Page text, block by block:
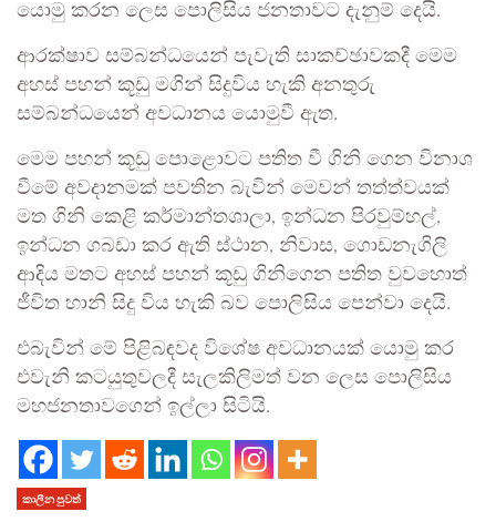
යොමු කරන ලෙස පොලිසිය ජනතාවට දැනුම් දෙයි.
ආරක්ෂාව සම්බන්ධයෙන් පැවැති සාකච්ඡාවකදී මෙම
අහස් පහන් කූඩු මගින් සිදුවිය හැකි අනතුරු
සම්බන්ධයෙන් අවධානය යොමුවී ඇත.
මෙම පහන් කූඩු පොළොවට පතිත වී ගිනි ගෙන විනාශ
වීමේ අවදානමක් පවතින බැවින් මෙවන් තත්ත්වයක්
මත ගිනි කෙළි කර්මාන්තශාලා, ඉන්ධන පිරවුම්හල්,
ඉන්ධන ගබඩා කර ඇති ස්ථාන, නිවාස, ගොඩනැගිලි
ආදිය මතට අහස් පහන් කූඩු ගිනිගෙන පතිත වුවහොත්
ජීවිත හානි සිදු විය හැකි බව පොලිසිය පෙන්වා දෙයි.
එබැවින් මේ පිළිබඳවද විශේෂ අවධානයක් යොමු කර
එවැනි කටයුතුවලදී සැලකිලිමත් වන ලෙස පොලිසිය
මහජනතාවගෙන් ඉල්ලා සිටියි.
කාලීන පුවත්